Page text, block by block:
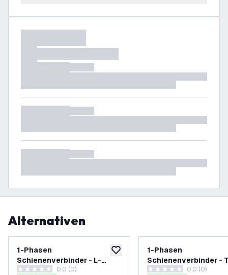
Alternativen
zur Wunschliste hinzufügen
1-Phasen
Schienenverbinder - L-
Stück - Schwarz - Right
0 Bewertungssterne
0.0 (0)
1-Phasen
Schienenverbinder -
Stück - Weiß - Left-1
0 Bewertungssterne
0.0 (0)